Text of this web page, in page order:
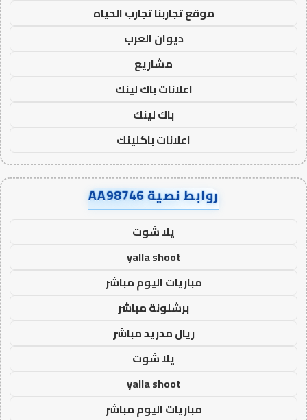
موقع تجاربنا تجارب الحياه
ديوان العرب
مشاريع
اعلانات باك لينك
باك لينك
اعلانات باكلينك
روابط نصية AA98746
يلا شوت
yalla shoot
مباريات اليوم مباشر
برشلونة مباشر
ريال مدريد مباشر
يلا شوت
yalla shoot
مباريات اليوم مباشر